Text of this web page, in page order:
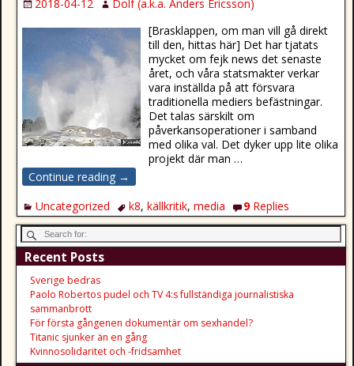
2018-04-12
Dolf (a.k.a. Anders Ericsson)
[Brasklappen, om man vill gå direkt
till den, hittas här] Det har tjatats
mycket om fejk news det senaste
året, och våra statsmakter verkar
vara inställda på att försvara
traditionella mediers befästningar.
Det talas särskilt om
påverkansoperationer i samband
med olika val. Det dyker upp lite olika
projekt där man …
Continue reading →
Uncategorized
k8, källkritik, media 9Replies
Recent Posts
Sverige bedras
Paolo Robertos pudel och TV 4:s fullständiga journalistiska
sammanbrott
För första gångenen dokumentär om sexhandel?
Titanic sjunker än en gång
Kvinnosolidaritet och -fridsamhet